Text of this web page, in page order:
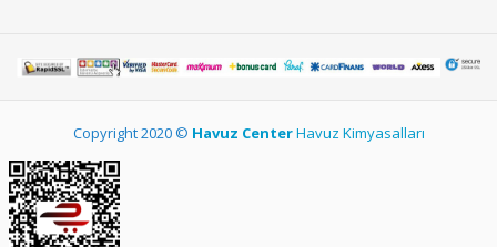
Copyright 2020 © Havuz CenterHavuz Kimyasalları